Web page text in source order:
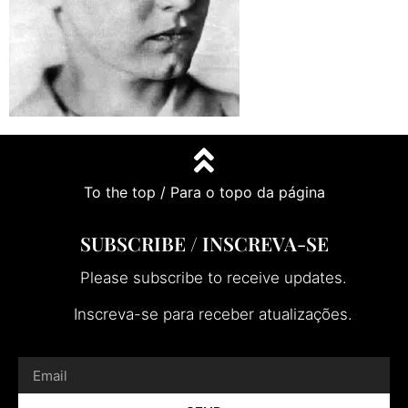
To the top / Para o topo da página
SUBSCRIBE / INSCREVA-SE
Please subscribe to receive updates.
Inscreva-se para receber atualizações.